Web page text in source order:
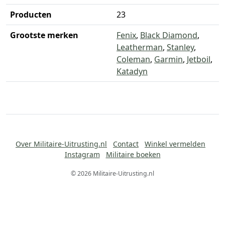
Producten
23
Grootste merken
Fenix, Black Diamond,
Leatherman, Stanley,
Coleman, Garmin, Jetboil,
Katadyn
Over Militaire-Uitrusting.nl Contact
Winkel vermelden
Instagram
Militaire boeken
© 2026 Militaire-Uitrusting.nl